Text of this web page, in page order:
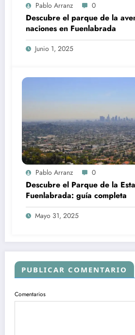
Pablo Arranz 0
Descubre el parque de la
naciones en Fuenlabrada
Junio 1, 2025
Pablo Arranz 0
Descubre el Parque de la
Fuenlabrada: guía completa
Mayo 31, 2025
PUBLICAR COMENTARIO
Comentarios